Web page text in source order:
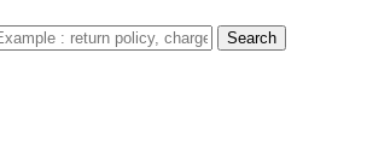
Search